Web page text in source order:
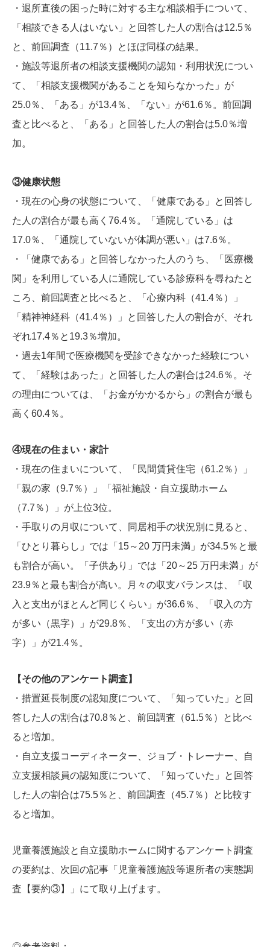
・退所直後の困った時に対する主な相談相手について、
「相談できる人はいない」と回答した人の割合は12.5％
と、前回調査（11.7％）とほぼ同様の結果。
・施設等退所者の相談支援機関の認知・利用状況につい
て、「相談支援機関があることを知らなかった」が
25.0％、「ある」が13.4％、「ない」が61.6％。前回調
査と比べると、「ある」と回答した人の割合は5.0％増
加。
③健康状態
・現在の心身の状態について、「健康である」と回答し
た人の割合が最も高く76.4％。「通院している」は
17.0％、「通院していないが体調が悪い」は7.6％。
・「健康である」と回答しなかった人のうち、「医療機
関」を利用している人に通院している診療科を尋ねたと
ころ、前回調査と比べると、「心療内科（41.4％）」
「精神神経科（41.4％）」と回答した人の割合が、それ
ぞれ17.4％と19.3％増加。
・過去1年間で医療機関を受診できなかった経験につい
て、「経験はあった」と回答した人の割合は24.6％。そ
の理由については、「お金がかかるから」の割合が最も
高く60.4％。
④現在の住まい・家計
・現在の住まいについて、「民間賃貸住宅（61.2％）」
「親の家（9.7％）」「福祉施設・自立援助ホーム
（7.7％）」が上位3位。
・手取りの月収について、同居相手の状況別に見ると、
「ひとり暮らし」では「15～20 万円未満」が34.5％と最
も割合が高い。「子供あり」では「20～25 万円未満」が
23.9％と最も割合が高い。月々の収支バランスは、「収
入と支出がほとんど同じくらい」が36.6％、「収入の方
が多い（黒字）」が29.8％、「支出の方が多い（赤
字）」が21.4％。
【その他のアンケート調査】
・措置延長制度の認知度について、「知っていた」と回
答した人の割合は70.8％と、前回調査（61.5％）と比べ
ると増加。
・自立支援コーディネーター、ジョブ・トレーナー、自
立支援相談員の認知度について、「知っていた」と回答
した人の割合は75.5％と、前回調査（45.7％）と比較す
ると増加。
児童養護施設と自立援助ホームに関するアンケート調査
の要約は、次回の記事「児童養護施設等退所者の実態調
査【要約③】」にて取り上げます。